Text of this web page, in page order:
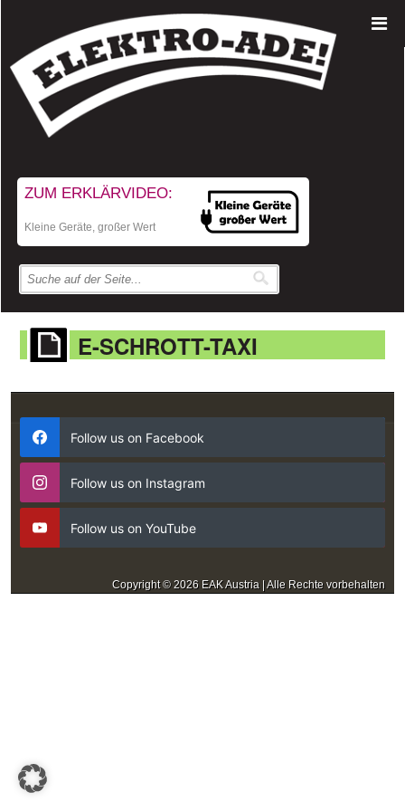
ZUM ERKLÄRVIDEO:
Kleine Geräte, großer Wert
E-SCHROTT-TAXI
Follow us on Facebook
Follow us on Instagram
Follow us on YouTube
Copyright © 2026 EAK Austria | Alle Rechte vorbehalten